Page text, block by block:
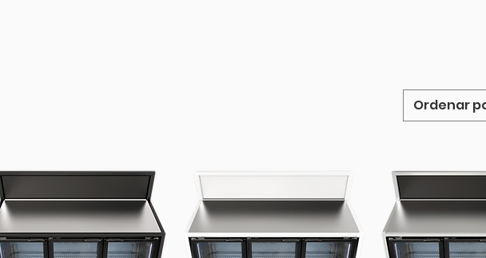
Ordenar